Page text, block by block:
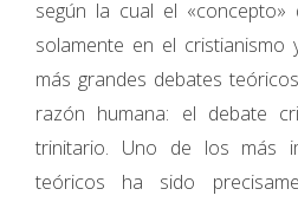
según la cual el
solamente en el
más grandes debates
razón humana: el debate
trinitario. Uno de los más
teóricos ha sido